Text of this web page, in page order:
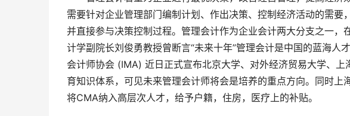
需要针对企业管理部门编制计划、作出决策、控制经济活动的需要
并直接参与决策控制过程。管理会计作为企业会计两大分支之一
计学副院长刘俊勇教授曾断言“未来十年”管理会计是中国的蓝海
会计师协会 (IMA) 近日正式宣布北京大学、对外经济贸易大学、
育知识体系，可见未来管理会计师将会是培养的重点方向。同时
将CMA纳入高层次人才，给予户籍，住房，医疗上的补贴。